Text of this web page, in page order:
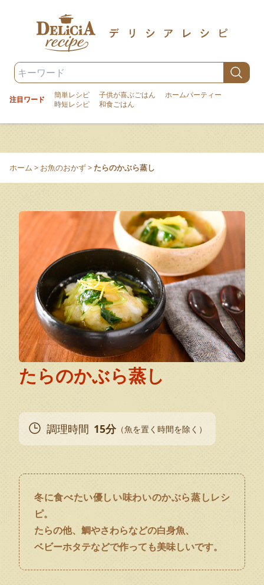
注目ワード 簡単レシピ 子供が喜ぶごはん
ホームパーティー
時短レシピ
和食ごはん
ホーム > お魚のおかず>たらのかぶら蒸し
たらのかぶら蒸し
調理時間 15分（魚を置く時間を除く）
冬に食べたい優しい味わいのかぶら蒸しレシ
ピ。
たらの他、鯛やさわらなどの白身魚、
ベビーホタテなどで作っても美味しいです。